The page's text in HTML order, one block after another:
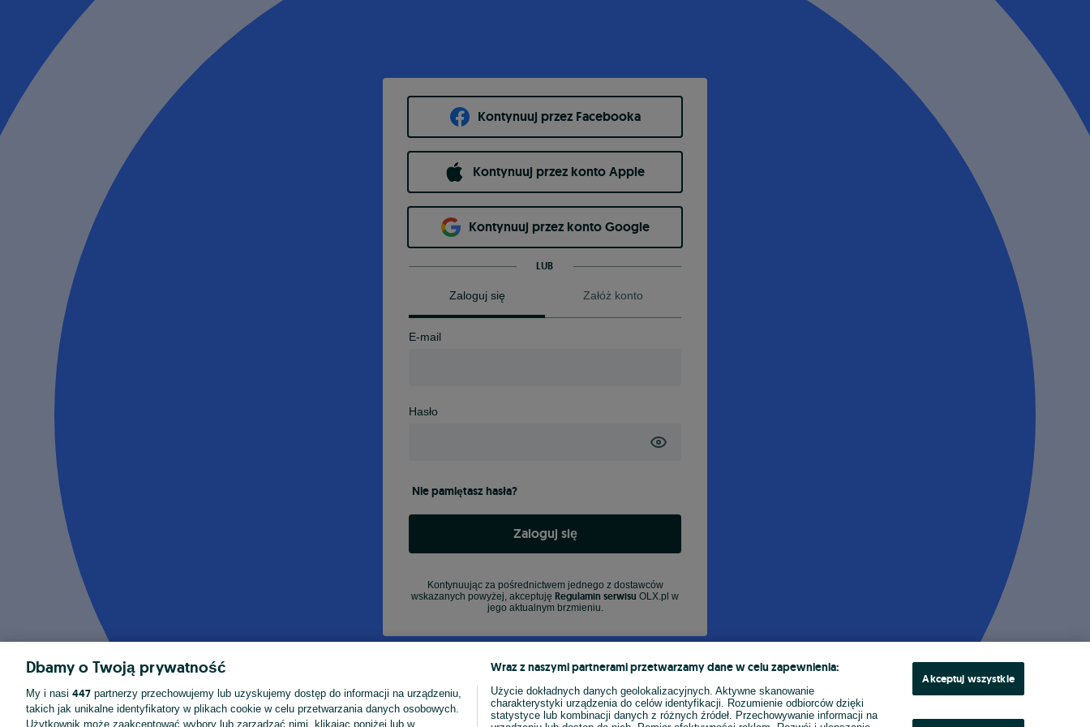
Kontynuuj przez Facebooka
Kontynuuj przez konto Apple
Kontynuuj przez konto Google
LUB
Zaloguj się Załóż konto
E-mail
Hasło
Nie pamiętasz hasła?
Zaloguj się
Kontynuując za pośrednictwem jednego z dostawców
wskazanych powyżej, akceptuję Regulamin serwisu OLX.pl w
jego aktualnym brzmieniu.
Dbamy o Twoją prywatność
My i nasi 447 partnerzy przechowujemy lub uzyskujemy dostęp do informacji na urządzeniu,
takich jak unikalne identyfikatory w plikach cookie w celu przetwarzania danych osobowych.
Użytkownik może zaakceptować wybory lub zarządzać nimi, klikając poniżej lub w
Wraz z naszymi partnerami przetwarzamy dane w celu zapewnienia:
Użycie dokładnych danych geolokalizacyjnych. Aktywne skanowanie
charakterystyki urządzenia do celów identyfikacji. Rozumienie odbiorców dzięki
statystyce lub kombinacji danych z różnych źródeł. Przechowywanie informacji na
Akceptuj wszystkie